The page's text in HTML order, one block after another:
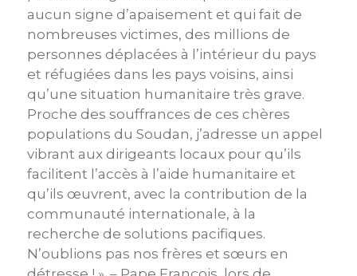
aucun signe d’apaisement et qui fait de
nombreuses victimes, des millions de
personnes déplacées à l’intérieur du pays
et réfugiées dans les pays voisins, ainsi
qu’une situation humanitaire très grave.
Proche des souffrances de ces chères
populations du Soudan, j’adresse un appel
vibrant aux dirigeants locaux pour qu’ils
facilitent l’accès à l’aide humanitaire et
qu’ils œuvrent, avec la contribution de la
communauté internationale, à la
recherche de solutions pacifiques.
N’oublions pas nos frères et sœurs en